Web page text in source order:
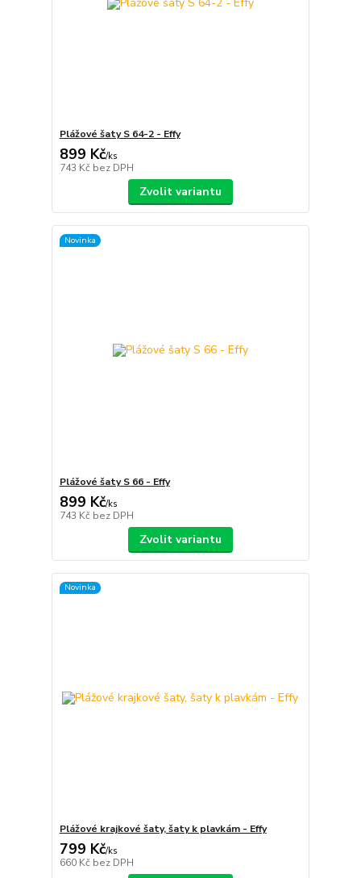
Plážové šaty S 64-2 - Effy
899 Kč/ks
743 Kč bez DPH
Zvolit variantu
Novinka
Plážové šaty S 66 - Effy
899 Kč/ks
743 Kč bez DPH
Zvolit variantu
Novinka
Plážové krajkové šaty, šaty k plavkám - Effy
799 Kč/ks
660 Kč bez DPH